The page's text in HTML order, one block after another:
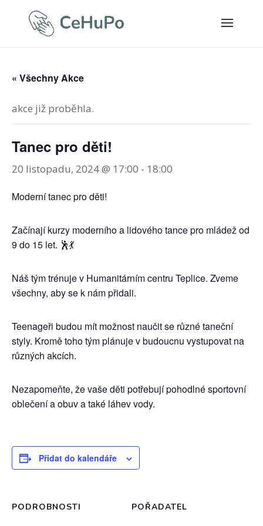
« Všechny Akce
akce již proběhla.
Tanec pro děti!
20 listopadu, 2024 @ 17:00 - 18:00
Moderní tanec pro děti!
Začínají kurzy moderního a lidového tance pro mládež od
9 do 15 let. 🕺💃
Náš tým trénuje v Humanitárním centru Teplice. Zveme
všechny, aby se k nám přidali.
Teenageři budou mít možnost naučit se různé taneční
styly. Kromě toho tým plánuje v budoucnu vystupovat na
různých akcích.
Nezapomeňte, že vaše děti potřebují pohodlné sportovní
oblečení a obuv a také láhev vody.
Přidat do kalendáře
PODROBNOSTI POŘADATEL